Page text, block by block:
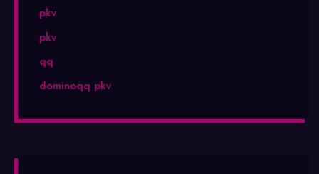
pkv
pkv
qq
dominoqq pkv